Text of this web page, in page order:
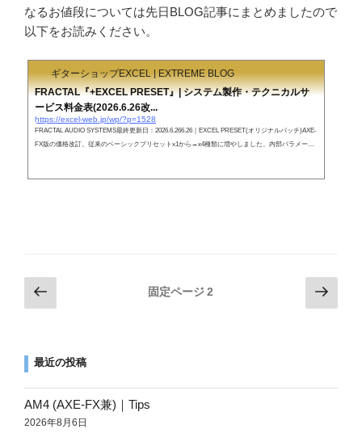
なるお値段については先日BLOG記事にまとめましたので
以下をお読みください。
ギターショップEXCEL | EXTREME BLOG
FRACTAL『+EXCEL PRESET』| システム製作・テクニカルサ
ービス料金表(2026.6.26改...
https://excel-web.jp/wp/?p=1528
FRACTAL AUDIO SYSTEMS最終更新日：2026.6.266.26｜EXCEL PRESET(オリジナルパッチ)AXE-
FX版の価格改訂。従来のベーシックプリセットx1から→x4種類に増やしました。内部パラメータ
投
稿
ペ
ー
ジ
送
前
の
ジ
固定ページ2
次
の
最近の投稿
AM4 (AXE-FX兼)｜Tips
2026年8月6日